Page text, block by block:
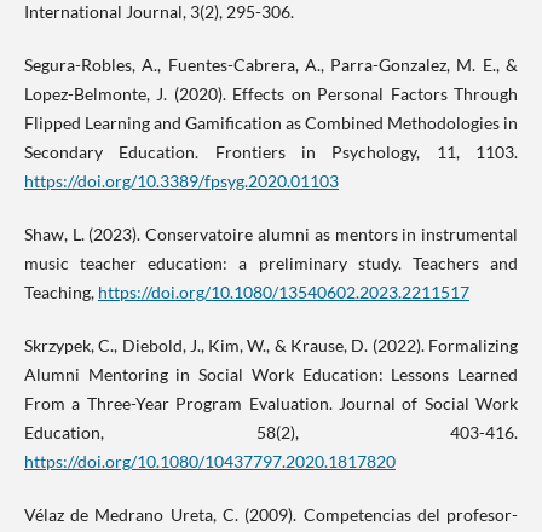
International Journal, 3(2), 295-306.
Segura-Robles, A., Fuentes-Cabrera, A., Parra-Gonzalez, M. E., &
Lopez-Belmonte, J. (2020). Effects on Personal Factors Through
Flipped Learning and Gamification as Combined Methodologies in
Secondary Education. Frontiers in Psychology, 11, 1103.
https://doi.org/10.3389/fpsyg.2020.01103
Shaw, L. (2023). Conservatoire alumni as mentors in instrumental
music teacher education: a preliminary study. Teachers and
Teaching, https://doi.org/10.1080/13540602.2023.2211517
Skrzypek, C., Diebold, J., Kim, W., & Krause, D. (2022). Formalizing
Alumni Mentoring in Social Work Education: Lessons Learned
From a Three-Year Program Evaluation. Journal of Social Work
Education, 58(2), 403-416.
https://doi.org/10.1080/10437797.2020.1817820
Vélaz de Medrano Ureta, C. (2009). Competencias del profesor-